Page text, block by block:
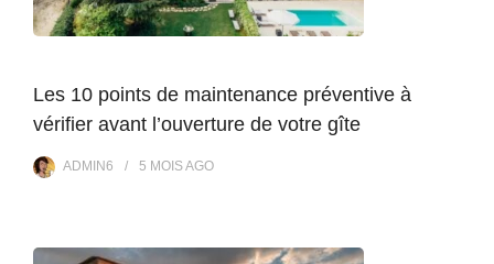
Les 10 points de maintenance préventive à
vérifier avant l’ouverture de votre gîte
ADMIN6 5 MOISAGO